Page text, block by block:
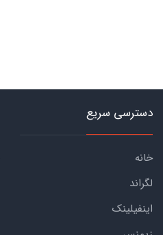
دسترسی سریع
خانه
لگراند
اینفیلینک